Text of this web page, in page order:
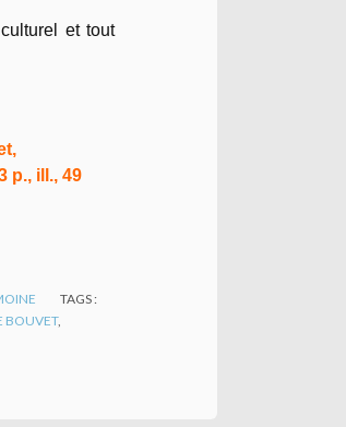
et tout
p., ill., 49
TAGS :
BOUVET,